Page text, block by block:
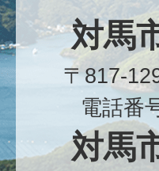
対馬
〒817-
電話番
対馬